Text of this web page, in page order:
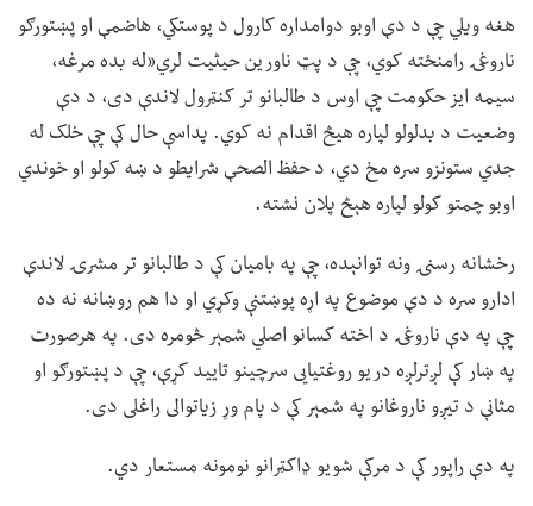
هغه ویلي چې د دې اوبو دوامداره کارول د پوستکي، هاضمې او پښتورګو
ناروغۍ رامنځته کوي، چې د پټ ناورین حیثیت لري«له بده مرغه،
سیمه ایز حکومت چې اوس د طالبانو تر کنټرول لاندې دی، د دې
وضعیت د بدلولو لپاره هیڅ اقدام نه کوي. پداسې حال کې چې خلک له
جدي ستونزو سره مخ دي، د حفظ الصحې شرایطو د ښه کولو او خوندي
اوبو چمتو کولو لپاره هېڅ پلان نشته.
رخشانه رسنۍ ونه توانېده، چې په بامیان کې د طالبانو تر مشرۍ لاندې
ادارو سره د دې موضوع په اړه پوښتنې وکړي او دا هم روښانه نه ده
چې په دې ناروغۍ د اخته کسانو اصلي شمېر څومره دی. په هرصورت
په ښار کې لږترلږه دریو روغتیایی سرچینو تایید کړې، چې د پښتورګو او
مثانې د تیږو ناروغانو په شمېر کې د پام وړ زیاتوالی راغلی دی.
په دې راپور کې د مرکې شویو ډاکټرانو نومونه مستعار دي.